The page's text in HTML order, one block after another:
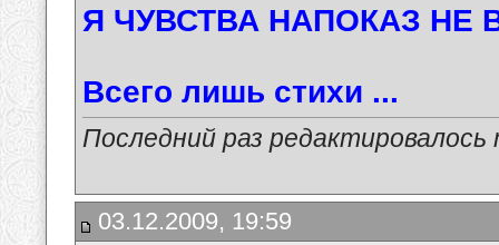
Я ЧУВСТВА НАПОКАЗ НЕ
Всего лишь стихи ...
Последний раз
03.12.2009, 19:59